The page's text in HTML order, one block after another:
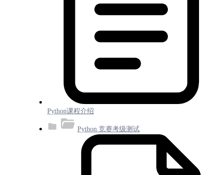
Python课程介绍
Python 竞赛考级测试